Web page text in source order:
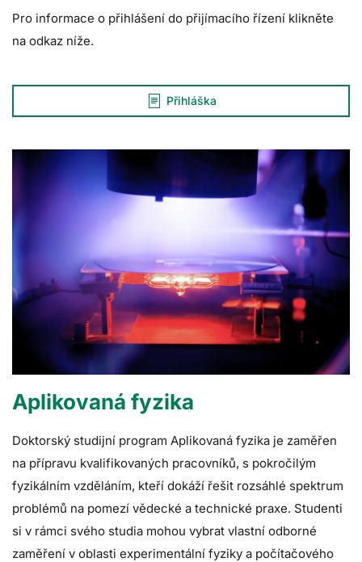
Pro informace o přihlášení do přijímacího řízení klikněte
na odkaz níže.
Přihláška
Aplikovaná fyzika
Doktorský studijní program Aplikovaná fyzika je zaměřen
na přípravu kvalifikovaných pracovníků, s pokročilým
fyzikálním vzděláním, kteří dokáží řešit rozsáhlé spektrum
problémů na pomezí vědecké a technické praxe. Studenti
si v rámci svého studia mohou vybrat vlastní odborné
zaměření v oblasti experimentální fyziky a počítačového